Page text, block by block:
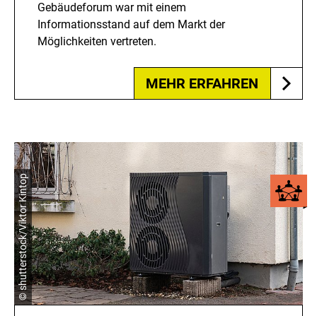
Gebäudeforum war mit einem
Informationsstand auf dem Markt der
Möglichkeiten vertreten.
MEHR ERFAHREN
© shutterstock/Viktor Kintop